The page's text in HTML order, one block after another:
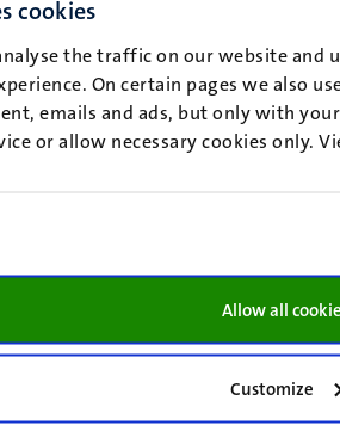
cookies
the traffic on our website and
On certain pages we also
emails and ads, but only with
or allow necessary cookies only.
Allow all
Customize